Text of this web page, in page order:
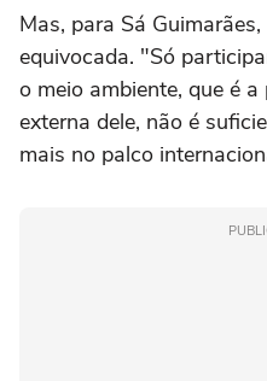
Mas, para Sá
equivocada. "Só
o meio ambiente, que é
externa dele, não é
mais no palco